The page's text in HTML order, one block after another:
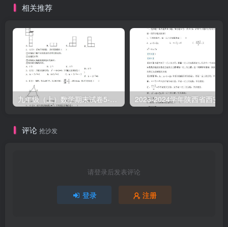
相关推荐
九年级（上）数学期末试卷5-1卷北师大版
评论 抢沙发
请登录后发表评论
登录 注册